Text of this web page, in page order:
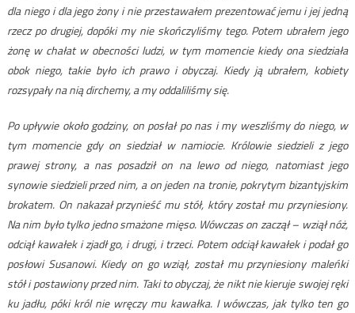
dla niego i dla jego żony i nie przestawałem prezentować jemu i jej jedną
rzecz po drugiej, dopóki my nie skończyliśmy tego. Potem ubrałem jego
żonę w chałat w obecności ludzi, w tym momencie kiedy ona siedziała
obok niego, takie było ich prawo i obyczaj. Kiedy ją ubrałem, kobiety
rozsypały na nią dirchemy, a my oddaliliśmy się.
Po upływie około godziny, on posłał po nas i my weszliśmy do niego, w
tym momencie gdy on siedział w namiocie. Królowie siedzieli z jego
prawej strony, a nas posadził on na lewo od niego, natomiast jego
synowie siedzieli przed nim, a on jeden na tronie, pokrytym bizantyjskim
brokatem. On nakazał przynieść mu stół, który został mu przyniesiony.
Na nim było tylko jedno smażone mięso. Wówczas on zaczął – wziął nóż,
odciął kawałek i zjadł go, i drugi, i trzeci. Potem odciął kawałek i podał go
posłowi Susanowi. Kiedy on go wziął, został mu przyniesiony maleńki
stół i postawiony przed nim. Taki to obyczaj, że nikt nie kieruje swojej ręki
ku jadłu, póki król nie wręczy mu kawałka. I wówczas, jak tylko ten go